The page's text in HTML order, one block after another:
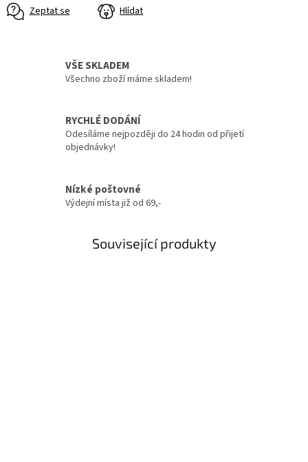
Zeptat se Hlídat
VŠE SKLADEM
Všechno zboží máme skladem!
RYCHLÉ DODÁNÍ
Odesíláme nejpozději do 24 hodin od přijetí
objednávky!
Nízké poštovné
Výdejní místa již od 69,-
Související produkty